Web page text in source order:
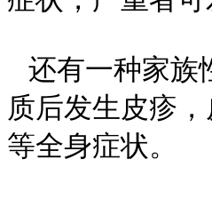
还有一种家族
质后发生皮疹
等全身症状。